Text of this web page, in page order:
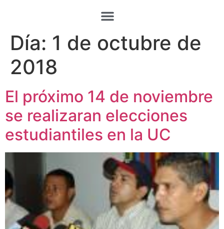
Día: 1 de octubre de
2018
El próximo 14 de noviembre
se realizaran elecciones
estudiantiles en la UC